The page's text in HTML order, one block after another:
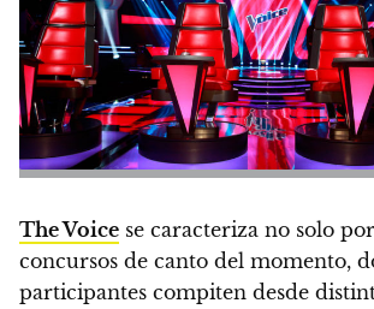
The Voice se caracteriza no solo
concursos de canto del momento,
participantes compiten desde